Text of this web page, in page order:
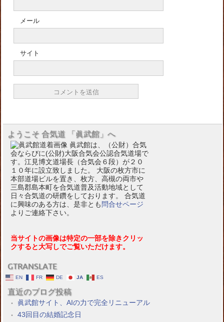
メール
サイト
ようこそ 合気道 「眞武館」へ
眞武館は、（公財）合気
会ならびに(公財)大阪合気会公認合気道場で
す。江見博文道場長（合気会６段）が２０
１０年に設立致しました。 大阪の枚方市に
本部道場ビルを置き、枚方、高槻の両市や
三島郡島本町を合気道普及活動地域として
日々合気道の研鑽をしております。 合気道
に興味のある方は、是非とも 問合せページ
よりご連絡下さい。
当サイトの画像は特定の一部を除きクリッ
クすると大写しでご覧いただけます。
GTRANSLATE
EN FR DE JA ES
直近のブログ投稿
眞武館サイト、AIの力で完全リニューアル
43回目の結婚記念日